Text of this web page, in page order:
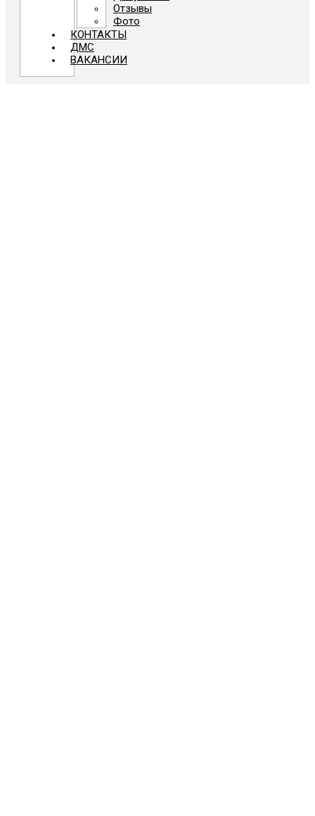
Отзывы
Фото
КОНТАКТЫ
ДМС
ВАКАНСИИ